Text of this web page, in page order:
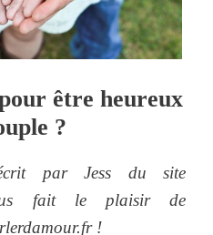
être heureux
?
par Jess du site
fait le plaisir de
!